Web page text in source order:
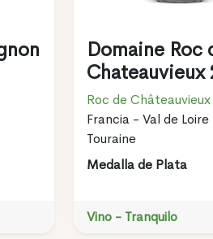
Domaine Roc
Chateauvieux
Roc de Châteauvieux
Francia - Val de Loire
Touraine
Medalla de Plata
Vino - Tranquilo